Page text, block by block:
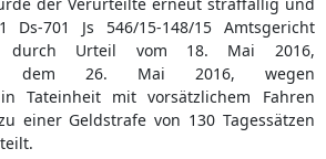
701 Js 546/15-148/15 Amtsgericht
durch Urteil vom 18. Mai 2016,
dem 26. Mai 2016, wegen
Tateinheit mit vorsätzlichem Fahren
einer Geldstrafe von 130 Tagessätzen